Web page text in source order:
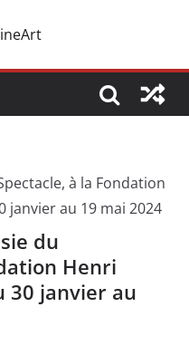
du
Henri
30 janvier au